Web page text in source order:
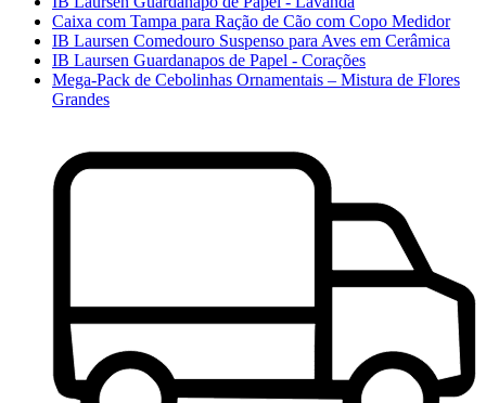
Caixa com Tampa para Ração de Cão com Copo Medidor
IB Laursen Comedouro Suspenso para Aves em Cerâmica
IB Laursen Guardanapos de Papel - Corações
Mega-Pack de Cebolinhas Ornamentais – Mistura de Flores
Grandes